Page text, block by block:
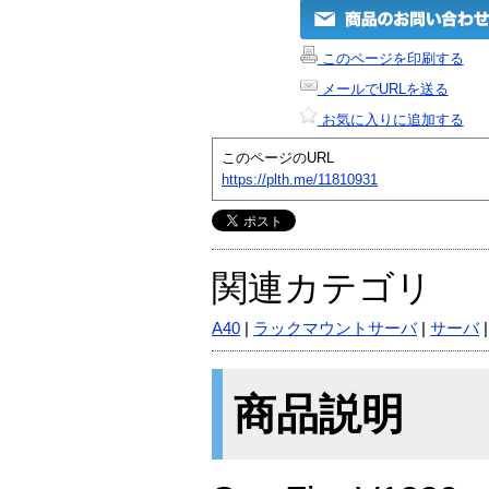
このページを印刷する
メールでURLを送る
お気に入りに追加する
このページのURL
https://plth.me/11810931
関連カテゴリ
A40 ラックマウントサーバ| サーバ
商品説明